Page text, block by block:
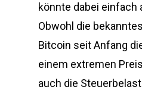
könnte dabei einfach
Obwohl die
Bitcoin seit Anfang
einem extremen
auch die